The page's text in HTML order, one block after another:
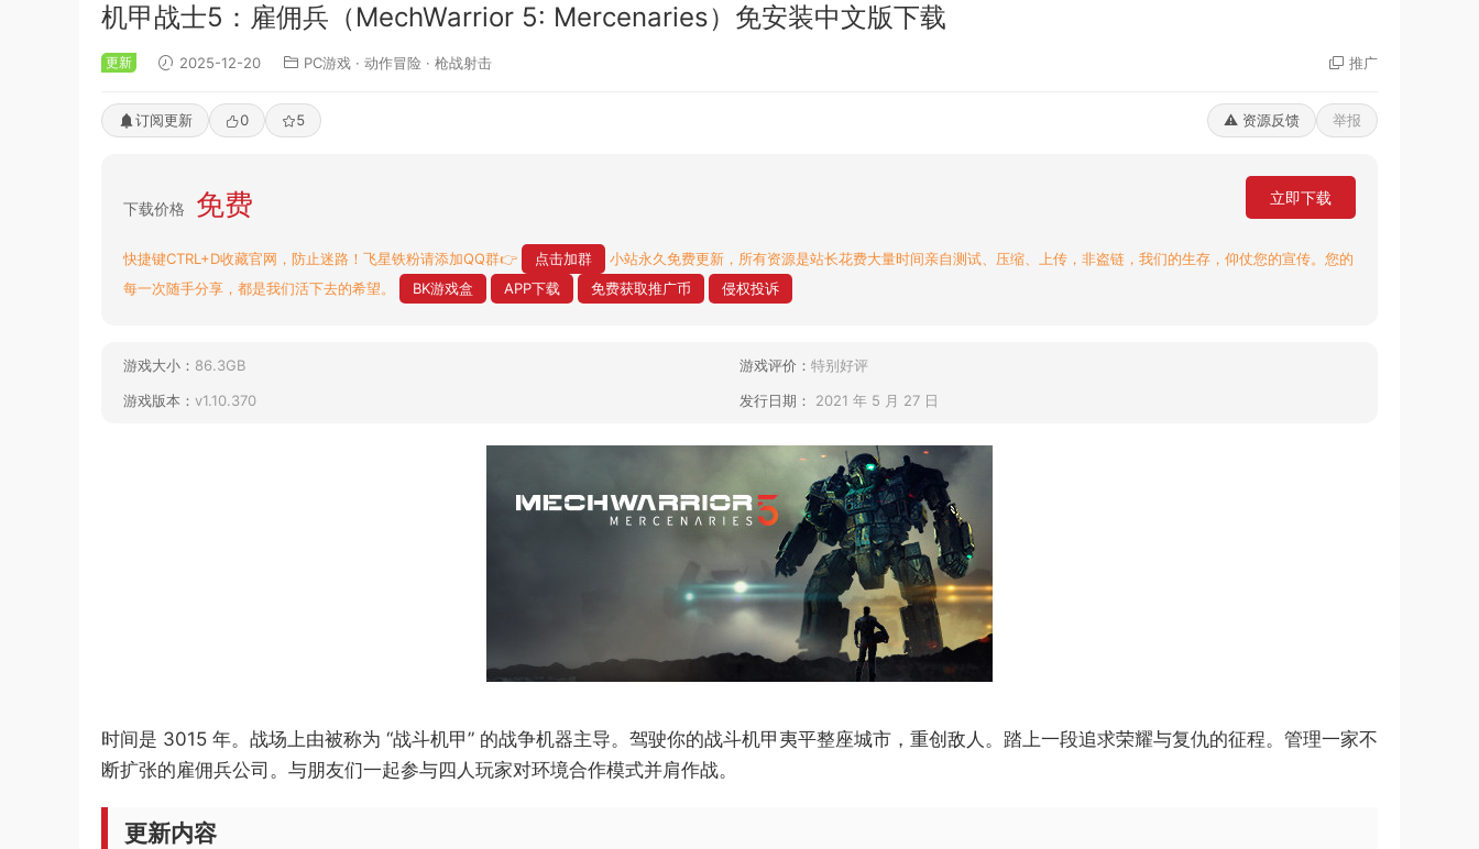
机甲战士5：雇佣兵（MechWarrior 5: Mercenaries）免安装中文版下载
更新 2025-12-20 PC游戏 · 动作冒险 · 枪战射击 推广
订阅更新 0 5 ⚠️ 资源反馈 举报
下载价格 免费 立即下载
快捷键CTRL+D收藏官网，防止迷路！飞星铁粉请添加QQ群👉 点击加群
小站永久免费更新，所有资源是站长花费大量时间亲自测试、压缩、上传，非盗链，我们的生存，仰仗您的宣传。您的
每一次随手分享，都是我们活下去的希望。
BK游戏盒 APP下载 免费获取推广币 侵权投诉
游戏大小： 86.3GB 游戏评价： 特别好评
游戏版本： v1.10.370 发行日期： 2021 年 5 月 27 日
时间是 3015 年。战场上由被称为 “战斗机甲” 的战争机器主导。驾驶你的战斗机甲夷平整座城市，重创敌人。踏上一段追求荣耀与复仇的征程。管理一家不
断扩张的雇佣兵公司。与朋友们一起参与四人玩家对环境合作模式并肩作战。
更新内容